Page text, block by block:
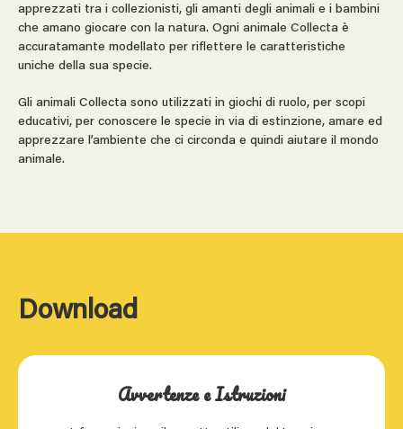
apprezzati tra i collezionisti, gli amanti degli animali e i bambini
che amano giocare con la natura. Ogni animale Collecta è
accuratamante modellato per riflettere le caratteristiche
uniche della sua specie.
Gli animali Collecta sono utilizzati in giochi di ruolo, per scopi
educativi, per conoscere le specie in via di estinzione, amare ed
apprezzare l’ambiente che ci circonda e quindi aiutare il mondo
animale.
Download
Avvertenze e Istruzioni